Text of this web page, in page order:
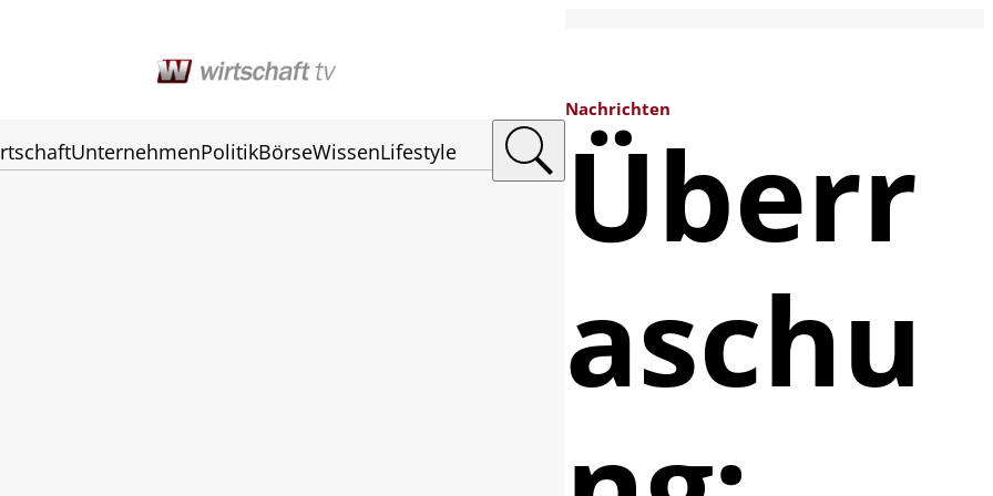
UnternehmenPolitikBörseWissenLifestyle
Nachrichten
Überr
aschu